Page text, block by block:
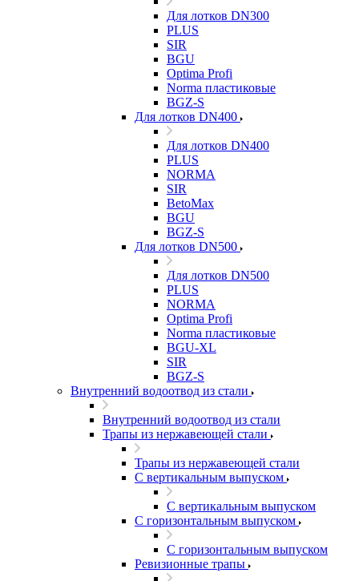
Для лотков DN300
PLUS
SIR
BGU
Optima Profi
Norma пластиковые
BGZ-S
Для лотков DN400
Для лотков DN400
PLUS
NORMA
SIR
BetoMax
BGU
BGZ-S
Для лотков DN500
Для лотков DN500
PLUS
NORMA
Optima Profi
Norma пластиковые
BGU-XL
SIR
BGZ-S
Внутренний водоотвод из стали
Внутренний водоотвод из стали
Трапы из нержавеющей стали
Трапы из нержавеющей стали
С вертикальным выпуском
С вертикальным выпуском
С горизонтальным выпуском
С горизонтальным выпуском
Ревизионные трапы